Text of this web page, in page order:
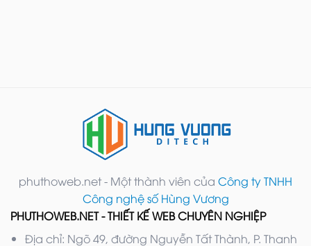
phuthoweb.net - Một thành viên của Công ty TNHH
Công nghệ số Hùng Vương
PHUTHOWEB.NET - THIẾT KẾ WEB CHUYÊN NGHIỆP
Địa chỉ: Ngõ 49, đường Nguyễn Tất Thành, P. Thanh